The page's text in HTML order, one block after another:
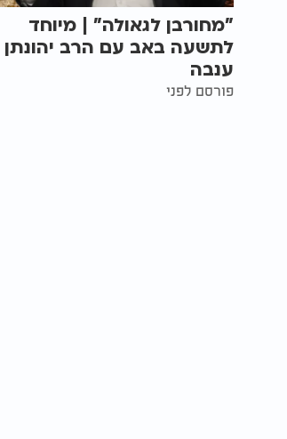
"מחורבן לגאולה" | מיוחד
לתשעה באב עם הרב יהונתן
ענבה
פורסם לפני